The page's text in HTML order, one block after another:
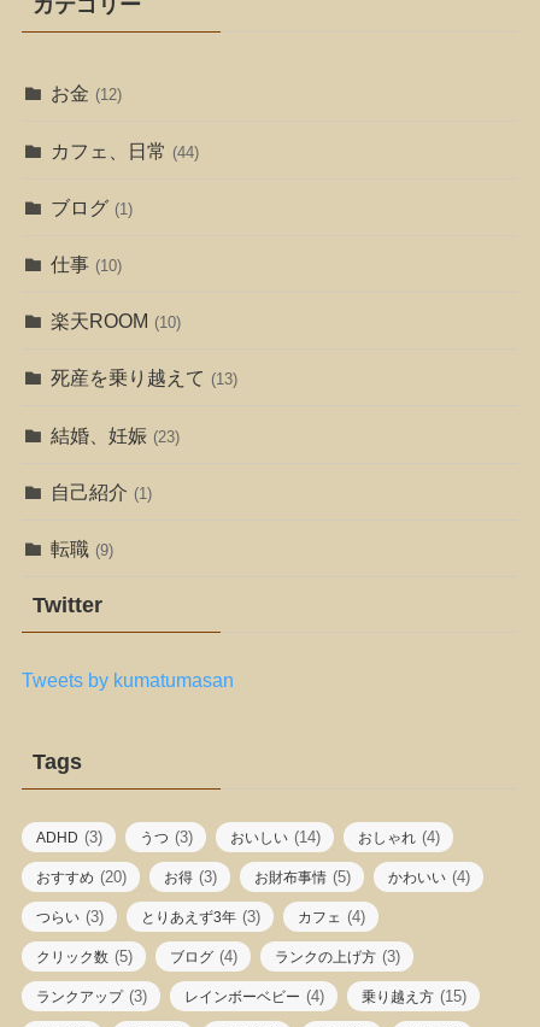
カテゴリー
お金 (12)
カフェ、日常 (44)
ブログ (1)
仕事 (10)
楽天ROOM (10)
死産を乗り越えて (13)
結婚、妊娠 (23)
自己紹介 (1)
転職 (9)
Twitter
Tweets by kumatumasan
Tags
ADHD (3) うつ (3) おいしい (14) おしゃれ (4)
おすすめ (20) お得 (3) お財布事情 (5) かわいい (4)
つらい (3) とりあえず3年 (3) カフェ (4)
クリック数 (5) ブログ (4) ランクの上げ方 (3)
ランクアップ(3) レインボーベビー (4) 乗り越え方 (15)